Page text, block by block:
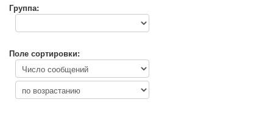
Группа:
Поле сортировки: